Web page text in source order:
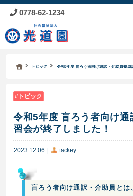
0778-62-1234
社会福祉法人 光道園
トピック 令和5年度 盲ろう者向け通訳・介助員養成
トピック
令和5年度 盲ろう者向け通
習会が終了しました！
2023.12.06 tackey
盲ろう者向け通訳・介助員とは